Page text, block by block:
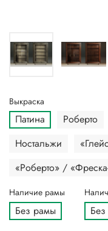
Выкраска
Патина Роберто
Ностальжи
«Роберто» /
Наличие рамы
Без рамы